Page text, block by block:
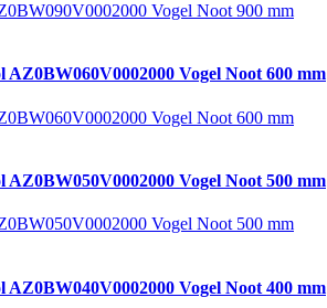
Vogel Noot 900 mm
Vogel Noot 600 mm
Vogel Noot 600 mm
Vogel Noot 500 mm
Vogel Noot 500 mm
Vogel Noot 400 mm